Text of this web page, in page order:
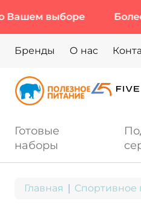
выборе Более 10
Бренды О нас
Готовые
наборы
Главная Спортивное